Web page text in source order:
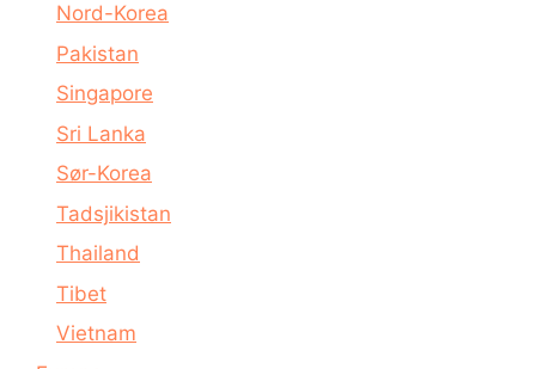
Nord-Korea
Pakistan
Singapore
Sri Lanka
Sør-Korea
Tadsjikistan
Thailand
Tibet
Vietnam